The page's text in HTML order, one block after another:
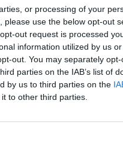
or processing of your
use the below opt-out
out request is processed
information utilized by us
out. You may separately
parties on the IAB’s list of
by us to third parties on the
to other third parties.